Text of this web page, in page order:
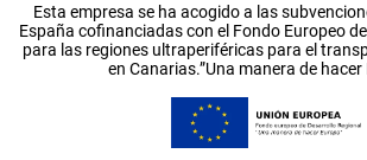
Esta empresa se ha acogido a las
España cofinanciadas con el Fondo Europeo
para las regiones ultraperiféricas para el
en Canarias.”Una manera de hacer